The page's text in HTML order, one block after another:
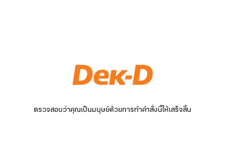
ตรวจสอบว่าคุณเป็นมนุษย์ด้วยการทำคำสั่งนี้ให้เสร็จสิ้น